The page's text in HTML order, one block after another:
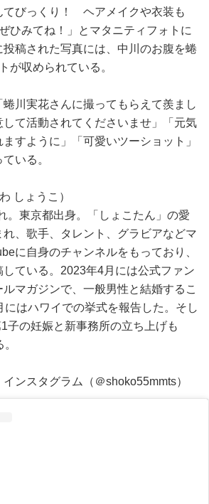
てびっくり！ ヘアメイクや衣装も
ひみてね！」とマタニティフォトに
稿された写真には、中川のお腹を蜷
が収められている。
川実花さんに撮ってもらえて羨まし
て活動されてくださいませ」「元気
すように」「可愛いツーショット」
いる。
しょうこ）
。東京都出身。「しょこたん」の愛
、歌手、タレント、グラビアなどマ
に自身のチャンネルをもっており、
ている。2023年4月には公式ファン
マガジンで、一般男性と結婚するこ
にはハワイでの挙式を報告した。そし
子の妊娠と新事務所の立ち上げも
ンスタグラム（＠shoko55mmts）